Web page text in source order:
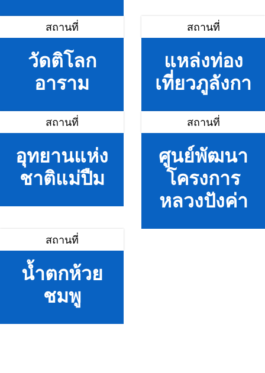
สถานที่
วัดติโลก
อาราม
สถานที่
แหล่งท่อง
เที่ยวภูลังกา
สถานที่
อุทยานแห่ง
ชาติแม่ปืม
สถานที่
ศูนย์พัฒนา
โครงการ
หลวงปังค่า
สถานที่
น้ำตกห้วย
ชมพู